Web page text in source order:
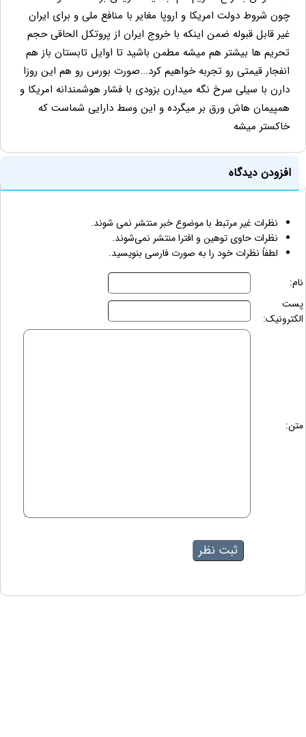
چون شروط دولت امریکا و اروپا مغایر با منافع ملی و برای ایران
غیر قابل قبوله ضمن اینکه با خروج ایران از پروتکل الحاقی حجم
تحریم ها بیشتر هم میشه مطمن باشید تا اوایل تابستان باز هم
انفجار قیمتی رو تجربه خواهیم کرد...صورت بورس رو هم این روزا
دارن با سیلی سرخ نگه میدارن بزودی با فشار هوشمندانه امریکا و
همپیمان هاش ورق بر میگرده و این وسط دارایی شماست که
خاکستر میشه
افزودن دیدگاه
نظرات غیر مرتبط با موضوع خبر منتشر نمی شوند.
نظرات حاوی توهین و افترا منتشر نمی‌شوند.
لطفاً نظرات خود را به صورت فارسی بنویسید.
نام:
پست
الکترونیک:
متن: